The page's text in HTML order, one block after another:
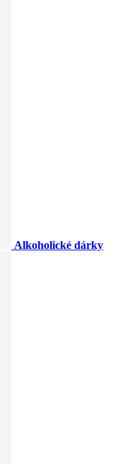
Alkoholické dárky